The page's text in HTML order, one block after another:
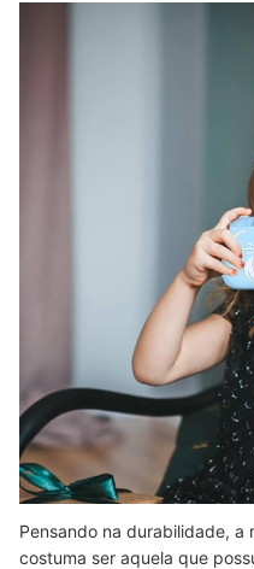
Pensando na durabilidade,
costuma ser aquela que